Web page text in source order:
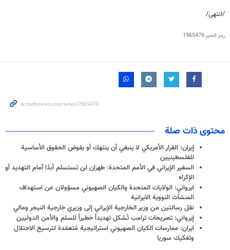
/انتهى/
رمز الخبر1965476
محتوى ذات صلة
إيران: القرار الأمريكي لا ينبغي أن ينتهك أو يقوض الحقوق الأساسية
للفلسطينيين
السفير الإيراني في الأمم المتحدة: طهران لن تستسلم أبدًا أمام التهديد أو
الإكراه
ايرواني: الولايات المتحدة والكيان الصهيوني مسؤولان عن استهداف
المنشآت النووية الايرانية
نقل رسالتين من وزير الخارجية الإيراني إلى وزيري خارجية النيجر ومالي
إيرواني: تصريحات ترامب تُشكل تهديداً خطيراً للسلم والأمن الدوليين
ايران: ممارسات الكيان الصهيوني استراتيجية مُتعمّدة لترسيخ الاحتلال
وتفكيك سوريا